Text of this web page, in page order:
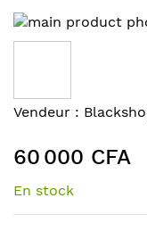
Skip
to
of
the
gallery
Skip
the
beginning
of
Vendeur :
60 000 CFA
En stock